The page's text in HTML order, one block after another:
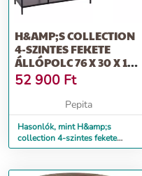
H&AMP;S COLLECTION
4-SZINTES FEKETE
ÁLLÓPOLC 76 X 30 X 116
CM
52 900 Ft
Pepita
Hasonlók, mint H&amp;s
collection 4-szintes fekete
állópolc 76 x 30 x 116 cm